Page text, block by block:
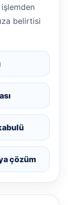
belirtisi
çözüm